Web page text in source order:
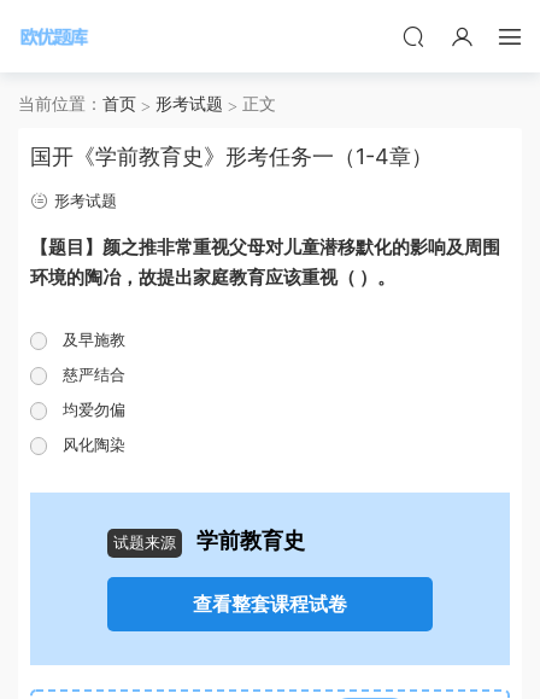
当前位置： 首页 形考试题 正文
国开《学前教育史》形考任务一（1-4章）
形考试题
【题目】颜之推非常重视父母对儿童潜移默化的影响及周围
环境的陶冶，故提出家庭教育应该重视（ ）。
及早施教
慈严结合
均爱勿偏
风化陶染
试题来源 学前教育史
查看整套课程试卷